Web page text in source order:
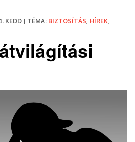
KEDD | TÉMA: BIZTOSÍTÁS HÍREK